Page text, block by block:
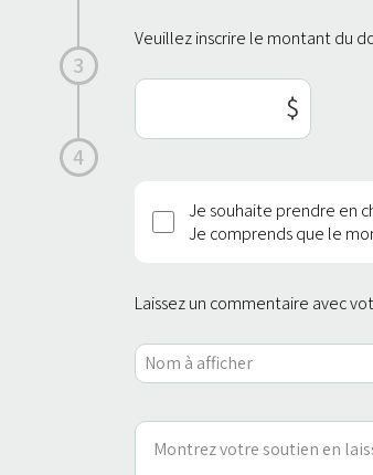
3
4
Veuillez inscrire le montant du
Je souhaite prendre en
Je comprends que le
Laissez un commentaire avec